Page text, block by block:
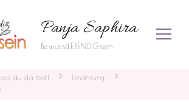
Panja Saphira
BewusstLEBENDIGsein
du da bist!
Ernährung